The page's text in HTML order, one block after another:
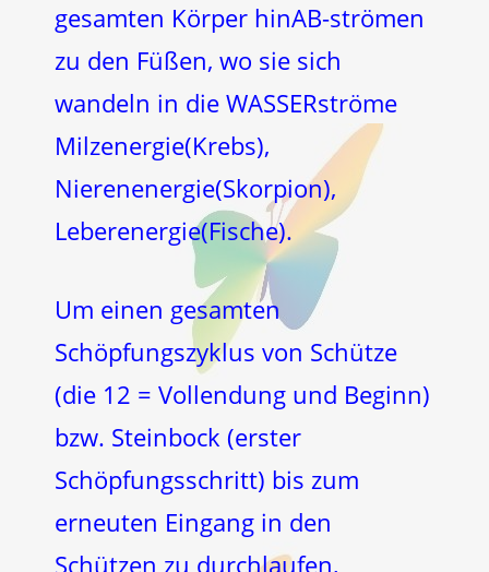
gesamten Körper hinAB-strömen
zu den Füßen, wo sie sich
wandeln in die WASSERströme
Milzenergie(Krebs),
Nierenenergie(Skorpion),
Leberenergie(Fische).
Um einen gesamten
Schöpfungszyklus von Schütze
(die 12 = Vollendung und Beginn)
bzw. Steinbock (erster
Schöpfungsschritt) bis zum
erneuten Eingang in den
Schützen zu durchlaufen,